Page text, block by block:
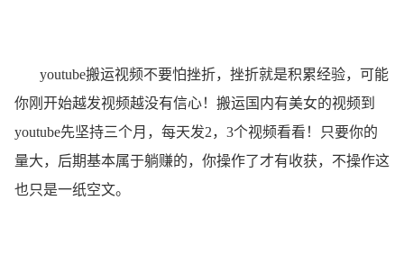
youtube搬运视频不要怕挫折，挫折就是积累经验，可能
你刚开始越发视频越没有信心！搬运国内有美女的视频到
youtube先坚持三个月，每天发2，3个视频看看！只要你的
量大，后期基本属于躺赚的，你操作了才有收获，不操作这
也只是一纸空文。